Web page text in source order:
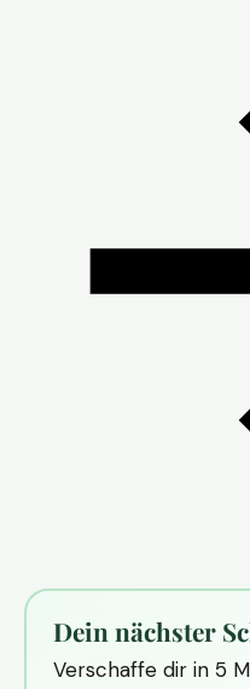
Dein nächster
Verschaffe dir in 5